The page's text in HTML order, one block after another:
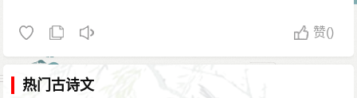
赞()
热门古诗文